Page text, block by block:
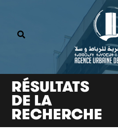
RÉSULTATS
DE LA
RECHERCHE